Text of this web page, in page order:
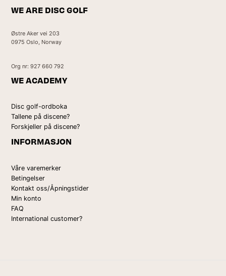
WE ARE DISC GOLF
Østre Aker vei 203
0975 Oslo, Norway
Org nr: 927 660 792
WE ACADEMY
Disc golf-ordboka
Tallene på discene?
Forskjeller på discene?
INFORMASJON
Våre varemerker
Betingelser
Kontakt oss/Åpningstider
Min konto
FAQ
International customer?